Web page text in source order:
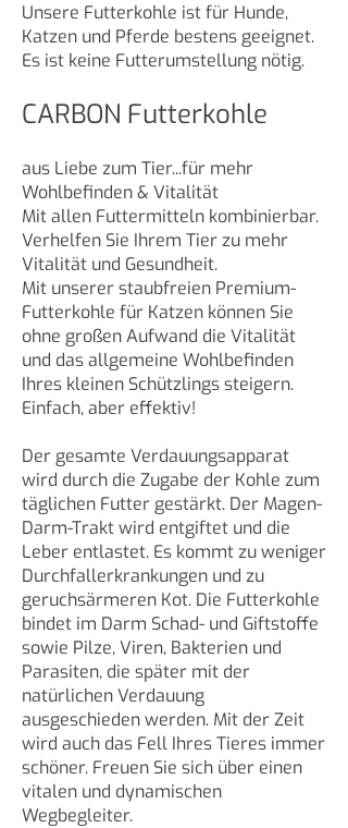
Unsere Futterkohle ist für Hunde,
Katzen und Pferde bestens geeignet.
Es ist keine Futterumstellung nötig.
CARBON Futterkohle
aus Liebe zum Tier...für mehr
Wohlbefinden & Vitalität
Mit allen Futtermitteln kombinierbar.
Verhelfen Sie Ihrem Tier zu mehr
Vitalität und Gesundheit.
Mit unserer staubfreien Premium-
Futterkohle für Katzen können Sie
ohne großen Aufwand die Vitalität
und das allgemeine Wohlbefinden
Ihres kleinen Schützlings steigern.
Einfach, aber effektiv!
Der gesamte Verdauungsapparat
wird durch die Zugabe der Kohle zum
täglichen Futter gestärkt. Der Magen-
Darm-Trakt wird entgiftet und die
Leber entlastet. Es kommt zu weniger
Durchfallerkrankungen und zu
geruchsärmeren Kot. Die Futterkohle
bindet im Darm Schad- und Giftstoffe
sowie Pilze, Viren, Bakterien und
Parasiten, die später mit der
natürlichen Verdauung
ausgeschieden werden. Mit der Zeit
wird auch das Fell Ihres Tieres immer
schöner. Freuen Sie sich über einen
vitalen und dynamischen
Wegbegleiter.